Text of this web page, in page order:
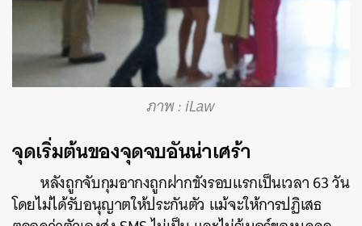
ภาพ : iLaw
จุดเริ่มต้นของจุดจบอันน่าเศร้า
หลังถูกจับกุมอากงถูกฝากขังรอบแรกเป็นเวลา 63 วัน
โดยไม่ได้รับอนุญาตให้ประกันตัว แม้จะให้การปฏิเสธ